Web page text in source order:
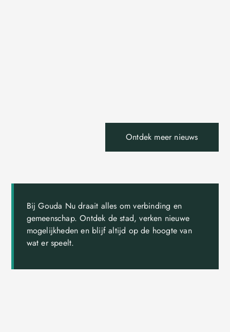
Ontdek meer nieuws
Bij Gouda Nu draait alles om verbinding en
gemeenschap. Ontdek de stad, verken nieuwe
mogelijkheden en blijf altijd op de hoogte van
wat er speelt.